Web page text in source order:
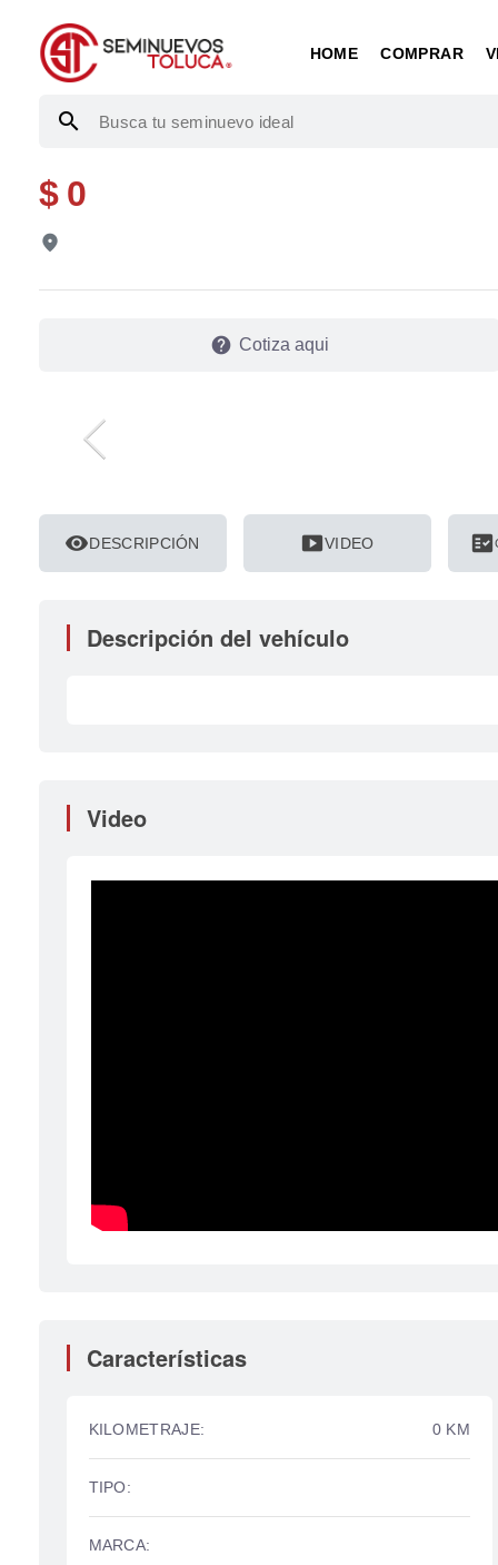
HOME COMPRAR
search
$ 0
fmd_good
help Cotiza aqui
visibilityDESCRIPCIÓN smart_displayVIDEO fact_check
Descripción del vehículo
Video
Características
KILOMETRAJE: 0 KM
TIPO:
MARCA: